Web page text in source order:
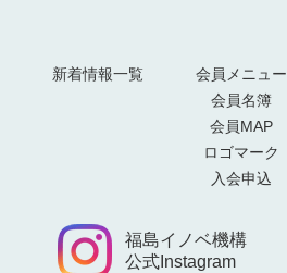
新着情報一覧
会員メニュー
会員名簿
会員MAP
ロゴマーク
入会申込
福島イノベ機構
公式Instagram